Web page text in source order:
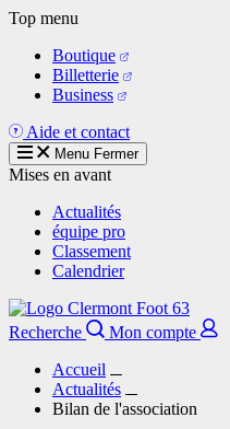
Aller
contenu
principal
Top menu
Boutique
Billetterie
Business
Aide et contact
Menu Fermer
Mises en avant
Actualités
équipe pro
Classement
Calendrier
Recherche
Mon compte
Accueil
Actualités
Bilan de l'association